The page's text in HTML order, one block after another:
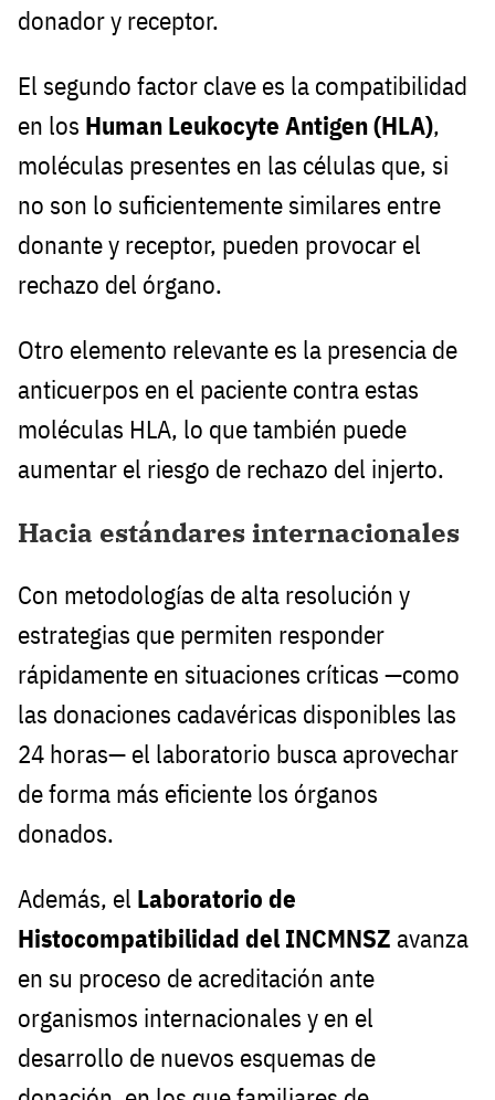
donador y receptor.
El segundo factor clave es la compatibilidad
en los Human Leukocyte Antigen (HLA),
moléculas presentes en las células que, si
no son lo suficientemente similares entre
donante y receptor, pueden provocar el
rechazo del órgano.
Otro elemento relevante es la presencia de
anticuerpos en el paciente contra estas
moléculas HLA, lo que también puede
aumentar el riesgo de rechazo del injerto.
Hacia estándares internacionales
Con metodologías de alta resolución y
estrategias que permiten responder
rápidamente en situaciones críticas —como
las donaciones cadavéricas disponibles las
24 horas— el laboratorio busca aprovechar
de forma más eficiente los órganos
donados.
Además, el Laboratorio de
Histocompatibilidad del INCMNSZ avanza
en su proceso de acreditación ante
organismos internacionales y en el
desarrollo de nuevos esquemas de